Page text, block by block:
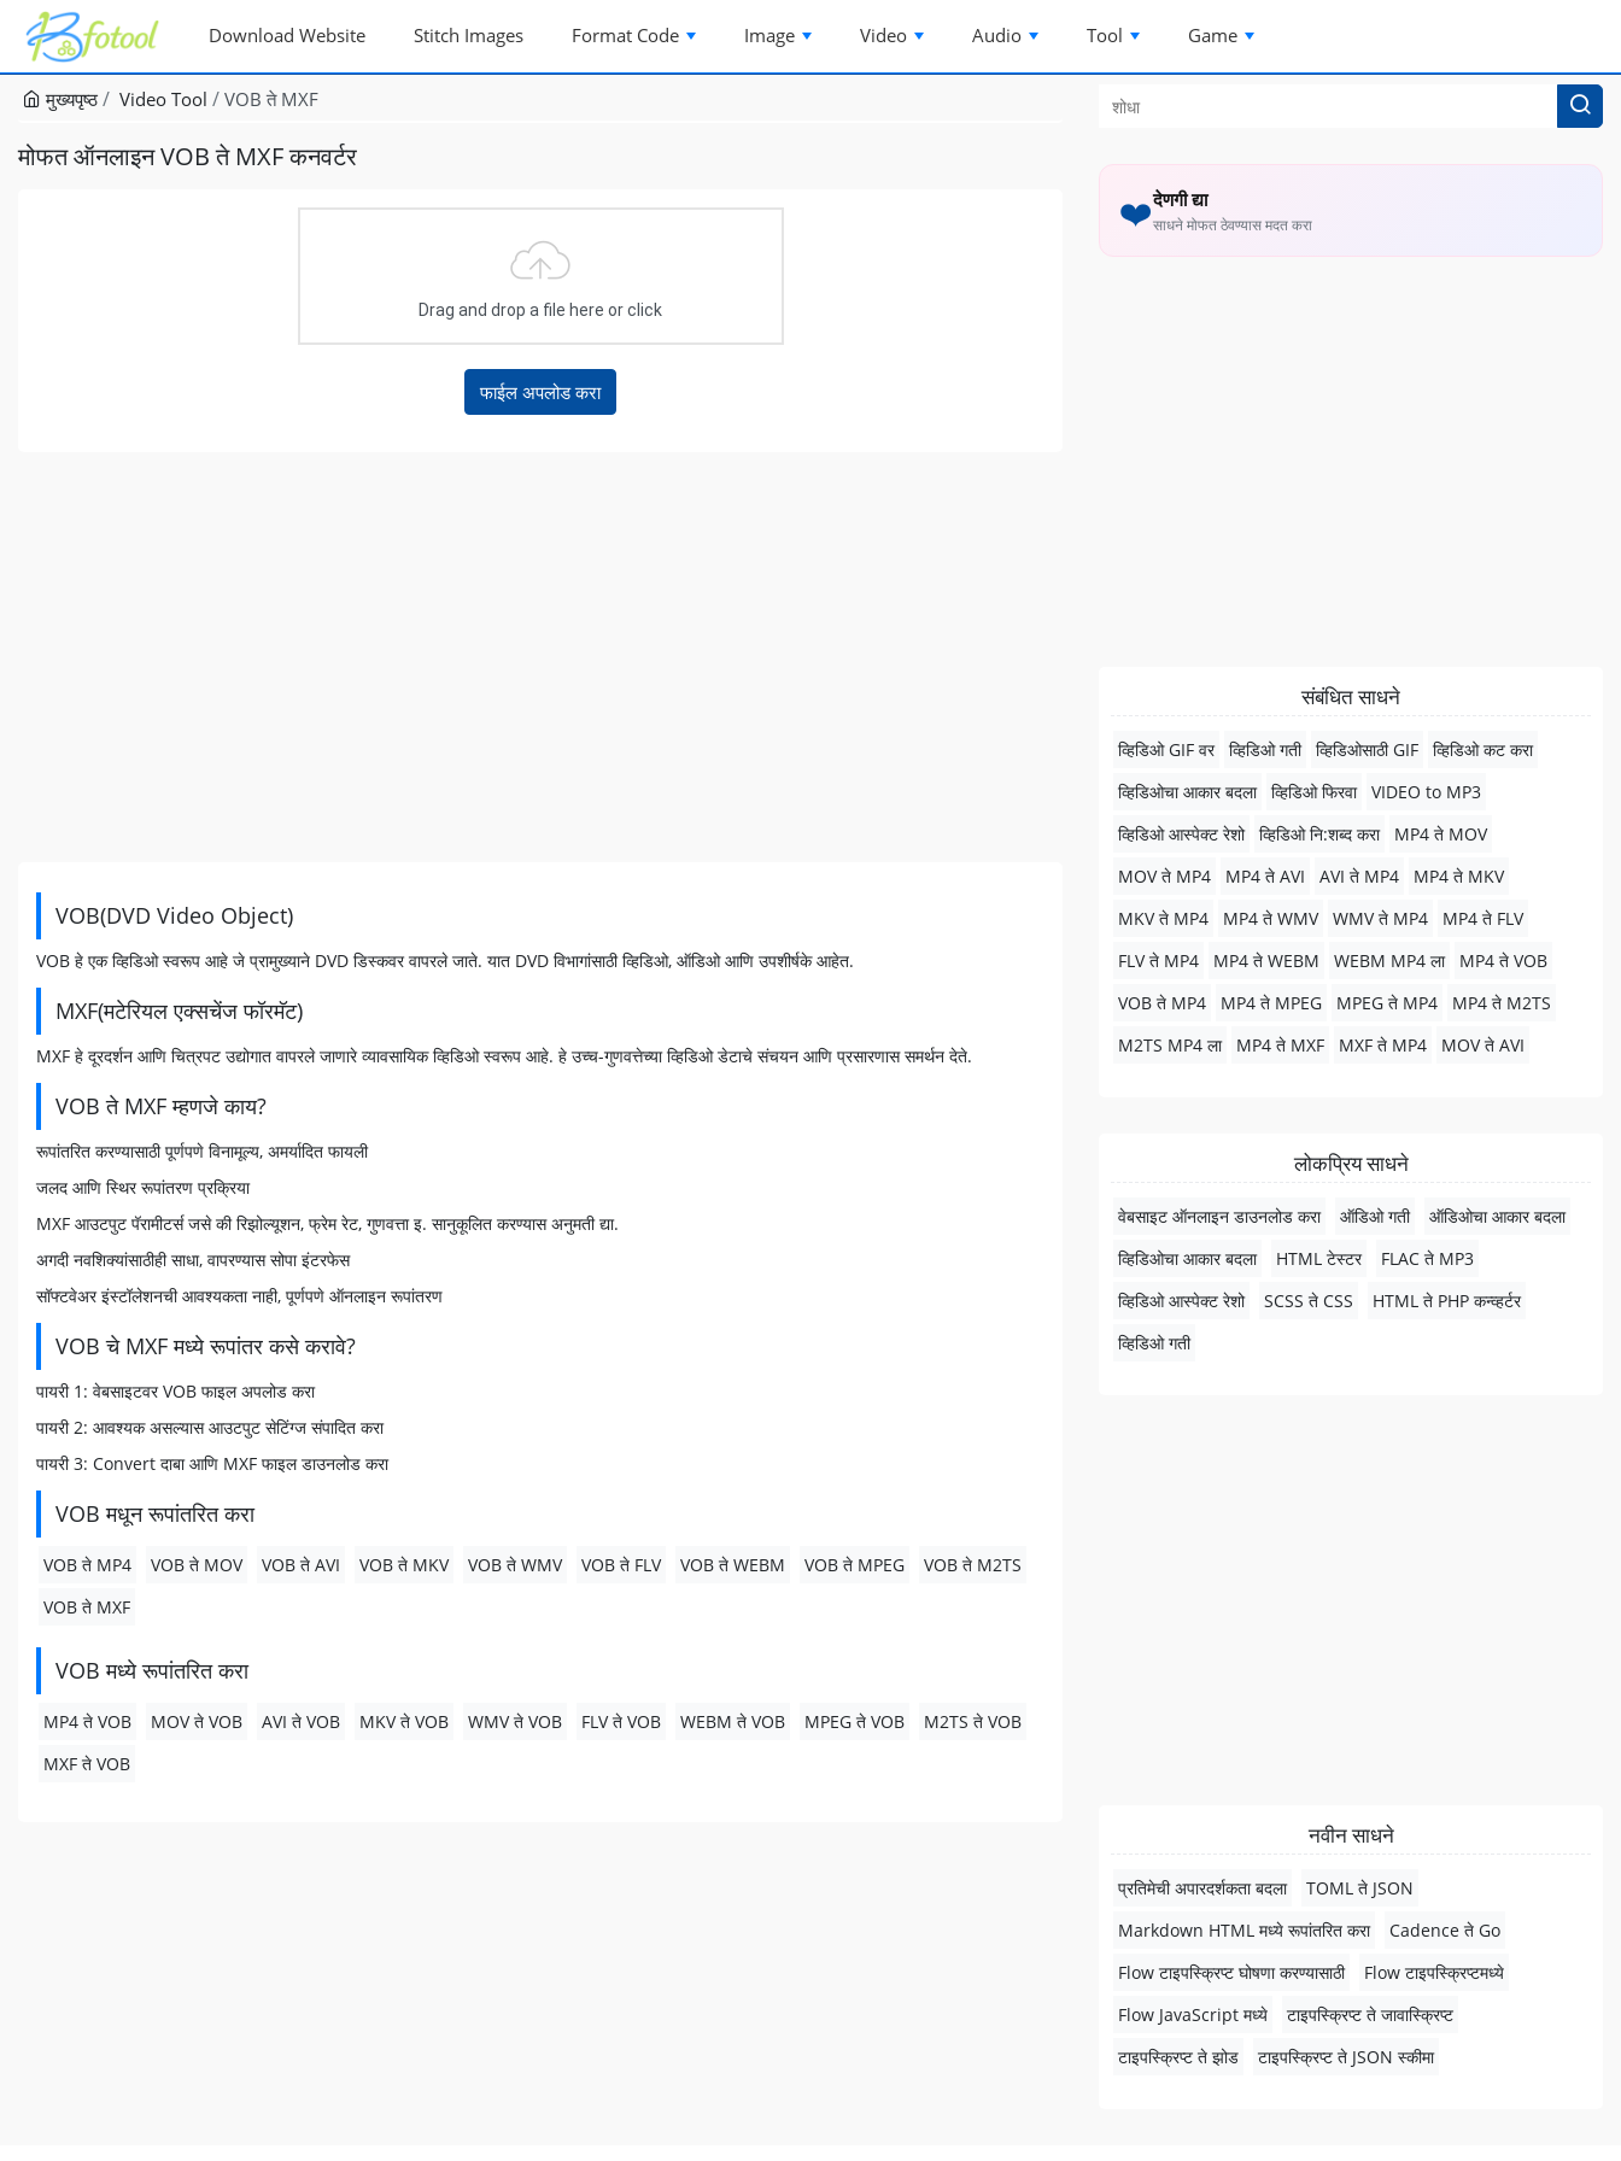
Download Website Stitch Images Format Code Image Video Audio Tool Game
मुख्यपृष्ठ Video Tool VOB ते MXF
मोफत ऑनलाइन VOB ते MXF कनवर्टर
Drag and drop a file here or click
VOB(DVD Video Object)
VOB हे एक व्हिडिओ स्वरूप आहे जे प्रामुख्याने DVD डिस्कवर वापरले जाते. यात DVD विभागांसाठी व्हिडिओ, ऑडिओ आणि उपशीर्षके आहेत.
MXF(मटेरियल एक्सचेंज फॉरमॅट)
MXF हे दूरदर्शन आणि चित्रपट उद्योगात वापरले जाणारे व्यावसायिक व्हिडिओ स्वरूप आहे. हे उच्च-गुणवत्तेच्या व्हिडिओ डेटाचे संचयन आणि प्रसारणास समर्थन देते.
VOB ते MXF म्हणजे काय?
रूपांतरित करण्यासाठी पूर्णपणे विनामूल्य, अमर्यादित फायली
जलद आणि स्थिर रूपांतरण प्रक्रिया
MXF आउटपुट पॅरामीटर्स जसे की रिझोल्यूशन, फ्रेम रेट, गुणवत्ता इ. सानुकूलित करण्यास अनुमती द्या.
अगदी नवशिक्यांसाठीही साधा, वापरण्यास सोपा इंटरफेस
सॉफ्टवेअर इंस्टॉलेशनची आवश्यकता नाही, पूर्णपणे ऑनलाइन रूपांतरण
VOB चे MXF मध्ये रूपांतर कसे करावे?
पायरी 1: वेबसाइटवर VOB फाइल अपलोड करा
पायरी 2: आवश्यक असल्यास आउटपुट सेटिंग्ज संपादित करा
पायरी 3: Convert दाबा आणि MXF फाइल डाउनलोड करा
VOB मधून रूपांतरित करा
VOB ते MP4 VOB ते MOV VOB ते AVI VOB ते MKV VOB ते WMV VOB ते FLV VOB ते WEBM VOB ते MPEG
VOB ते M2TS
VOB ते MXF
VOB मध्ये रूपांतरित करा
MP4 ते VOB MOV ते VOB AVI ते VOB MKV ते VOB WMV ते VOB FLV ते VOB WEBM ते VOB MPEG ते VOB
M2TS ते VOB
MXF ते VOB
❤️देणगी द्या
साधने मोफत ठेवण्यास मदत करा
संबंधित साधने
व्हिडिओ GIF वर व्हिडिओ गती व्हिडिओसाठी GIF
व्हिडिओ कट करा
व्हिडिओचा आकार बदला
व्हिडिओ फिरवा
VIDEO to MP3
व्हिडिओ आस्पेक्ट रेशो
व्हिडिओ नि:शब्द करा
MP4 ते MOV
MOV ते MP4
MP4 ते AVI AVI ते MP4
MP4 ते MKV
MKV ते MP4
MP4 ते WMV WMV ते MP4
MP4 ते FLV
FLV ते MP4
MP4 ते WEBM WEBM MP4 ला
MP4 ते VOB
VOB ते MP4
MP4 ते MPEG MPEG ते MP4
MP4 ते M2TS
M2TS MP4 ला
MP4 ते MXF MXF ते MP4 MOV ते AVI
लोकप्रिय साधने
वेबसाइट ऑनलाइन डाउनलोड करा ऑडिओ गती
ऑडिओचा आकार बदला
व्हिडिओचा आकार बदला
HTML टेस्टर
FLAC ते MP3
व्हिडिओ आस्पेक्ट रेशो
SCSS ते CSS
HTML ते PHP कन्व्हर्टर
व्हिडिओ गती
नवीन साधने
प्रतिमेची अपारदर्शकता बदला
TOML ते JSON
Markdown HTML मध्ये रूपांतरित करा
Cadence ते Go
Flow टाइपस्क्रिप्ट घोषणा करण्यासाठी
Flow टाइपस्क्रिप्टमध्ये
Flow JavaScript मध्ये
टाइपस्क्रिप्ट ते जावास्क्रिप्ट
टाइपस्क्रिप्ट ते झोड
टाइपस्क्रिप्ट ते JSON स्कीमा